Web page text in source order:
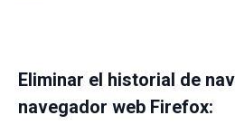
Eliminar el historial de
navegador web Firefox: